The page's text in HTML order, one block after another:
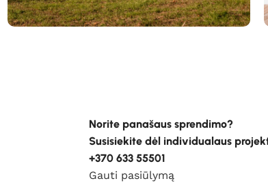
Norite panašaus sprendimo?
Susisiekite dėl individualaus
+370 633 55501
Gauti pasiūlymą